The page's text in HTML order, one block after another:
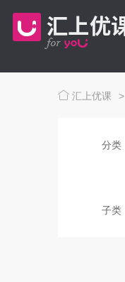
汇上优课 >
分类
子类